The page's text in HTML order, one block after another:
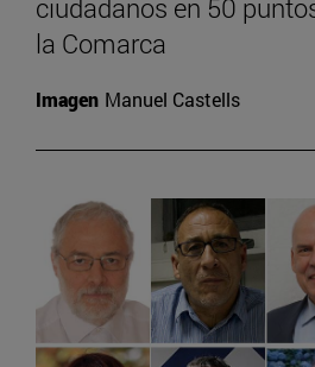
ciudadanos en 50
la Comarca
Imagen Manuel Castells